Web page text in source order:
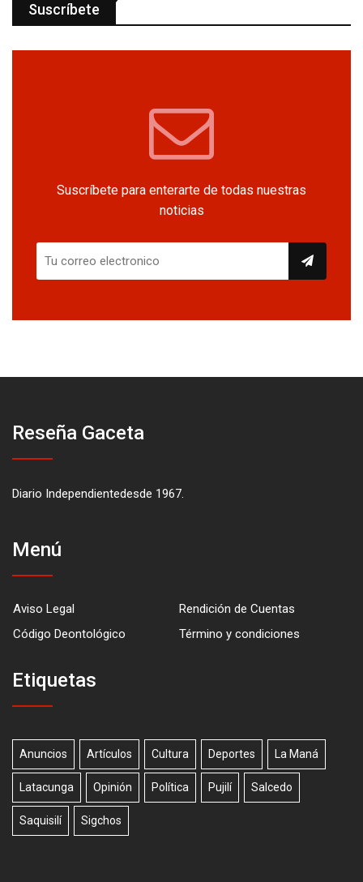
Suscríbete
Suscríbete para enterarte de todas nuestras
noticias
Reseña Gaceta
Diario Independientedesde 1967.
Menú
Aviso Legal
Rendición de Cuentas
Código Deontológico
Término y condiciones
Etiquetas
Anuncios Artículos Cultura Deportes La Maná
Latacunga Opinión Política Pujilí Salcedo
Saquisilí Sigchos